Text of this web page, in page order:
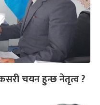
चयन हुन्छ नेतृत्व ?